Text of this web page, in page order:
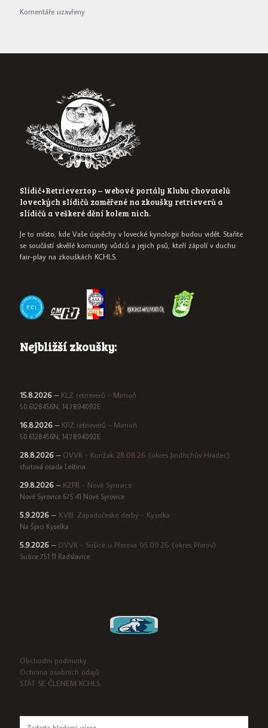
Komentáře uzavřeny
Slídič+Retriever.top – webové portály Klubu chovatelů
loveckých slídičů zaměřené na zkoušky retrieverů a
slídičů a veškeré dění kolem nich.
Je to místo, kde Vaše úspěchy v lovecké kynologii budou vidět. Staňte
se součástí skvělé komunity vůdců a jejich psů, kteří zápolí v duchu
fair-play na zkouškách KCHLS.
Nejbližší zkoušky:
15.8.2026 – KLZ retrieverů - Mimoň
50.6128456N, 14.7894092E
16.8.2026 – KPZ retrieverů - Mimoň
50.6128456N, 14.7894092E
28.8.2026 – OVVR - Kunžak 28.08.26 (okres Jindřichův Hradec)
chatová osada Leština
29.8.2026 – KZPR - Nové Syrovice
Nové Syrovice 675 41 Nové Syrovice
5.9.2026 – XVIII. Západočeské derby - Kyselka
Na Špici Kyselka
5.9.2026 – OVVR - Sušice u Přerova 05.09.26 (okres Přerov)
Sušice 751 11 Radslavice
Obchodni podminky
Ochrana osobních údajů
STÁT SE ČLENEM KCHLS